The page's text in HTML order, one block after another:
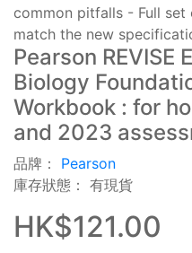
common pitfalls - Full
match the new
Pearson REVISE
Biology
Workbook : for
and 2023
品牌： Pearson
庫存狀態： 有現貨
HK$121.00